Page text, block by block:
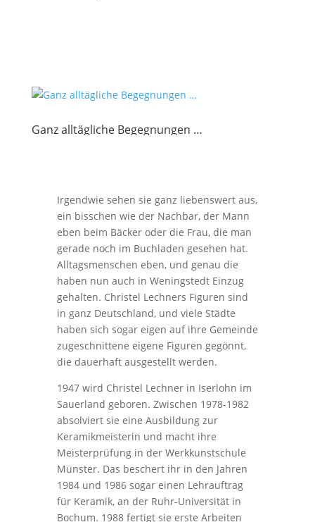
Ganz alltägliche Begegnungen …
Irgendwie sehen sie ganz liebenswert aus,
ein bisschen wie der Nachbar, der Mann
eben beim Bäcker oder die Frau, die man
gerade noch im Buchladen gesehen hat.
Alltagsmenschen eben, und genau die
haben nun auch in Weningstedt Einzug
gehalten. Christel Lechners Figuren sind
in ganz Deutschland, und viele Städte
haben sich sogar eigen auf ihre Gemeinde
zugeschnittene eigene Figuren gegönnt,
die dauerhaft ausgestellt werden.
1947 wird Christel Lechner in Iserlohn im
Sauerland geboren. Zwischen 1978-1982
absolviert sie eine Ausbildung zur
Keramikmeisterin und macht ihre
Meisterprüfung in der Werkkunstschule
Münster. Das beschert ihr in den Jahren
1984 und 1986 sogar einen Lehrauftrag
für Keramik, an der Ruhr-Universität in
Bochum. 1988 fertigt sie erste Arbeiten